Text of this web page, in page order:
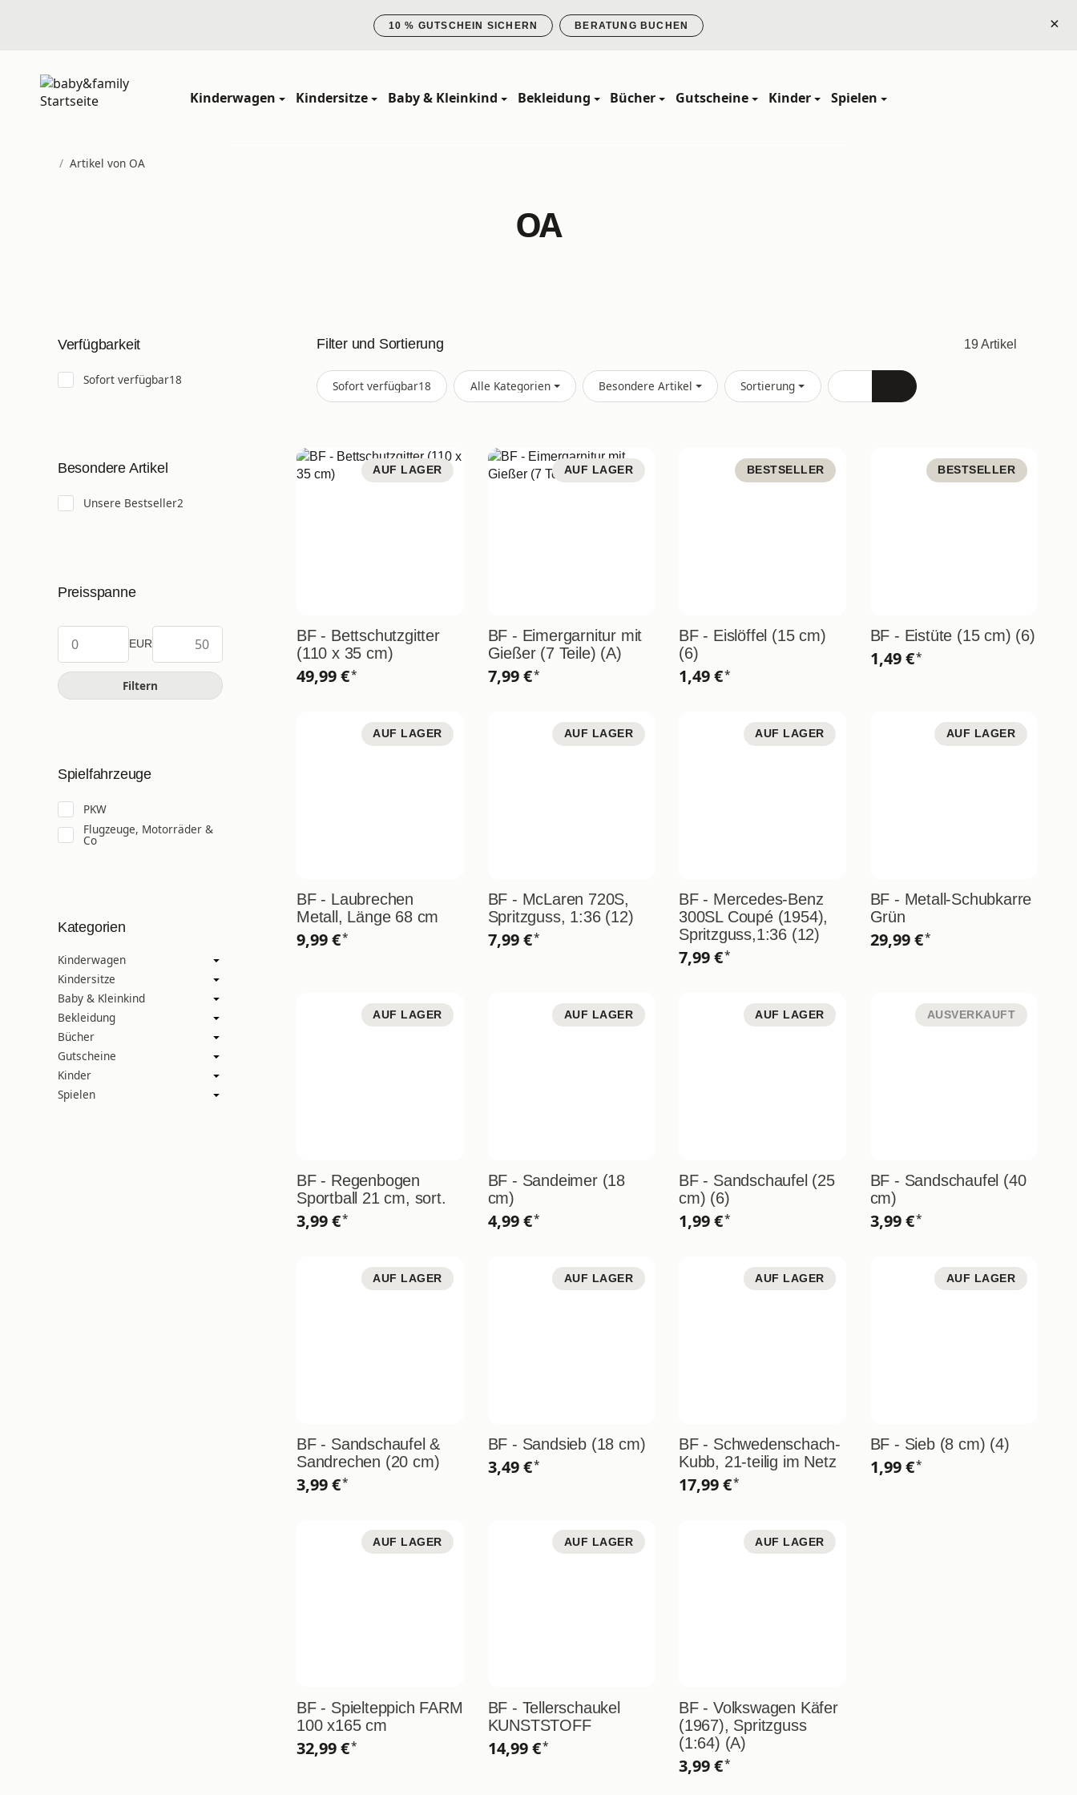
10 % GUTSCHEIN SICHERN BERATUNG BUCHEN ×
Kinderwagen Kindersitze Baby & Kleinkind Bekleidung Bücher Gutscheine Kinder Spielen
/ Artikel von OA
OA
Filter und Sortierung 19 Artikel
Sofort verfügbar18 Artikel gefunden
Alle Kategorien Besondere Artikel Sortierung
AUF LAGER
BF - Bettschutzgitter
(110 x 35 cm)
49,99 €*
AUF LAGER
BF - Eimergarnitur mit
Gießer (7 Teile) (A)
7,99 €*
BESTSELLER
BF - Eislöffel (15 cm)
(6)
1,49 €*
BESTSELLER
BF - Eistüte (15 cm) (6)
1,49 €*
AUF LAGER
BF - Laubrechen
Metall, Länge 68 cm
9,99 €*
AUF LAGER
BF - McLaren 720S,
Spritzguss, 1:36 (12)
7,99 €*
AUF LAGER
BF - Mercedes-Benz
300SL Coupé (1954),
Spritzguss,1:36 (12)
7,99 €*
AUF LAGER
BF - Metall-Schubkarre
Grün
29,99 €*
AUF LAGER
BF - Regenbogen
Sportball 21 cm, sort.
3,99 €*
AUF LAGER
BF - Sandeimer (18
cm)
4,99 €*
AUF LAGER
BF - Sandschaufel (25
cm) (6)
1,99 €*
AUSVERKAUFT
BF - Sandschaufel (40
cm)
3,99 €*
AUF LAGER
BF - Sandschaufel &
Sandrechen (20 cm)
3,99 €*
AUF LAGER
BF - Sandsieb (18 cm)
3,49 €*
AUF LAGER
BF - Schwedenschach-
Kubb, 21-teilig im Netz
17,99 €*
AUF LAGER
BF - Sieb (8 cm) (4)
1,99 €*
AUF LAGER
BF - Spielteppich FARM
100 x165 cm
32,99 €*
AUF LAGER
BF - Tellerschaukel
KUNSTSTOFF
14,99 €*
AUF LAGER
BF - Volkswagen Käfer
(1967), Spritzguss
(1:64) (A)
3,99 €*
Verfügbarkeit
Sofort verfügbar18Artikel gefunden
Besondere Artikel
Unsere Bestseller2Artikel gefunden
Preisspanne
EUR
Filtern
Spielfahrzeuge
PKW
Flugzeuge, Motorräder &
Co
Kategorien
Kinderwagen
Kindersitze
Baby & Kleinkind
Bekleidung
Bücher
Gutscheine
Kinder
Spielen